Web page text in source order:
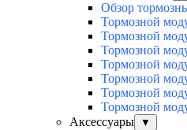
Обзор
Тормозной
Тормозной
Тормозной
Тормозной
Тормозной
Тормозной
Тормозной
Аксессуары
▼